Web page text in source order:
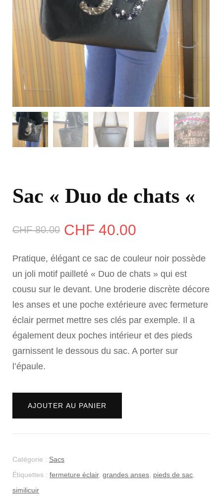
Sac « Duo de chats «
CHF80.00 Le
prix
initial
était :
CHF 80.00.
CHF 40.00
prix
actuel
est :
CHF 40.00.
Pratique, élégant ce sac de couleur noir possède
un joli motif pailleté « Duo de chats » qui est
cousu sur le devant. Une broderie discrète décore
les anses et une poche extérieure avec fermeture
éclair permet mettre ses clés par exemple. Il a
également deux poches intérieur et des pieds
garnissent le dessous du sac. A porter sur
l’épaule.
quantité
de
chats
"
AJOUTER AU PANIER
Catégorie : Sacs
Étiquettes : fermeture éclair, grandes anses, pieds de sac,
similicuir